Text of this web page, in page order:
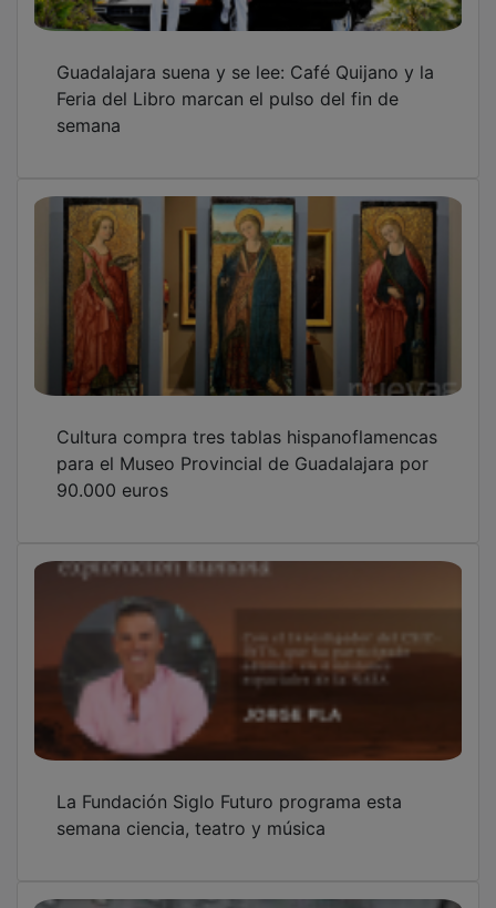
90.000 euros
La Fundación Siglo Futuro programa esta
semana ciencia, teatro y música
Llega Entreduendes Fest: “La idea es
implantar en Guadalajara un festival de
flamenquito e ir superándolo cada año”